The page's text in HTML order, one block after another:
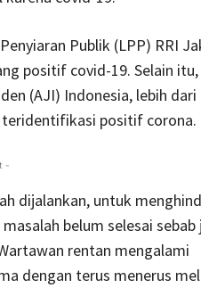
Publik (LPP) RRI
positif covid-19. Selain itu,
(AJI) Indonesia, lebih dari
teridentifikasi positif corona.
-
dijalankan, untuk
belum selesai sebab
rentan mengalami
dengan terus menerus